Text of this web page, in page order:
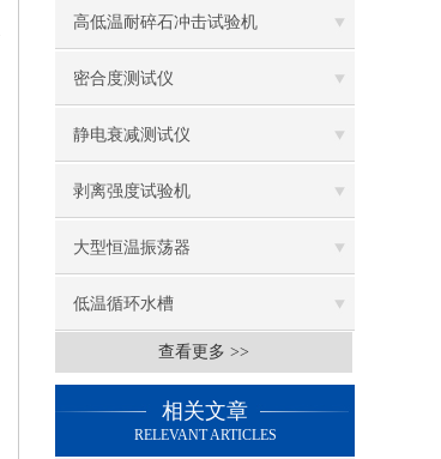
高低温耐碎石冲击试验机
密合度测试仪
静电衰减测试仪
剥离强度试验机
大型恒温振荡器
低温循环水槽
低温振荡水槽
电热鼓风干燥箱
查看更多 >>
相关文章
RELEVANT ARTICLES